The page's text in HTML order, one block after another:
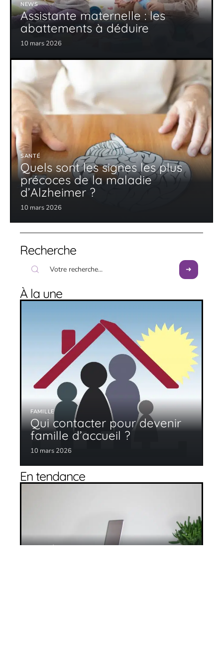
NEWS
Assistante maternelle : les
abattements à déduire
10 mars 2026
SANTÉ
Quels sont les signes les plus
précoces de la maladie
d’Alzheimer ?
10 mars 2026
Recherche
À la une
FAMILLE
Qui contacter pour devenir
famille d’accueil ?
10 mars 2026
En tendance
Les défis de la gestion des EHPAD